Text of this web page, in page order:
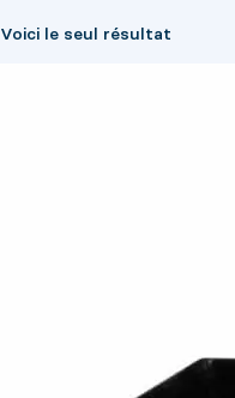
Voici le seul résultat